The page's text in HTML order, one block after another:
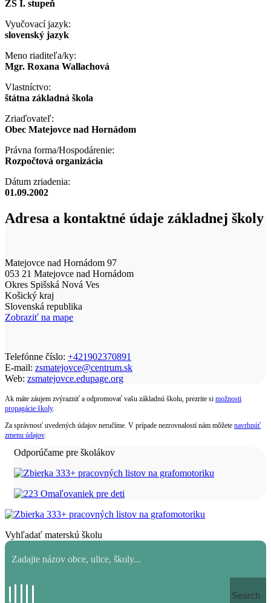
ZŠ I. stupeň
Vyučovací jazyk:
slovenský jazyk
Meno riaditeľa/ky:
Mgr. Roxana Wallachová
Vlastníctvo:
štátna základná škola
Zriaďovateľ:
Obec Matejovce nad Hornádom
Právna forma/Hospodárenie:
Rozpočtová organizácia
Dátum zriadenia:
01.09.2002
Adresa a kontaktné údaje základnej školy
Matejovce nad Hornádom 97
053 21 Matejovce nad Hornádom
Okres Spišská Nová Ves
Košický kraj
Slovenská republika
Zobraziť na mape
Telefónne číslo: +421902370891
E-mail: zsmatejovce@centrum.sk
Web: zsmatejovce.edupage.org
Ak máte záujem zvýrazniť a odpromovať vašu základnú školu, prezrite si možnosti
propagácie školy.
Za správnosť uvedených údajov neručíme. V prípade nezrovnalostí nám môžete navrhnúť
zmenu údajov.
Odporúčame pre školákov
Vyhľadať materskú školu
Search